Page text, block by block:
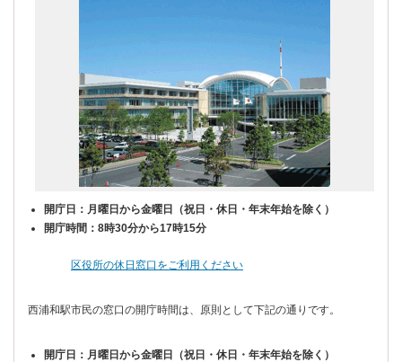
開庁日：月曜日から金曜日（祝日・休日・年末年始を除く）
開庁時間：8時30分から17時15分
区役所の休日窓口をご利用ください
西浦和駅市民の窓口の開庁時間は、原則として下記の通りです。
開庁日：月曜日から金曜日（祝日・休日・年末年始を除く）